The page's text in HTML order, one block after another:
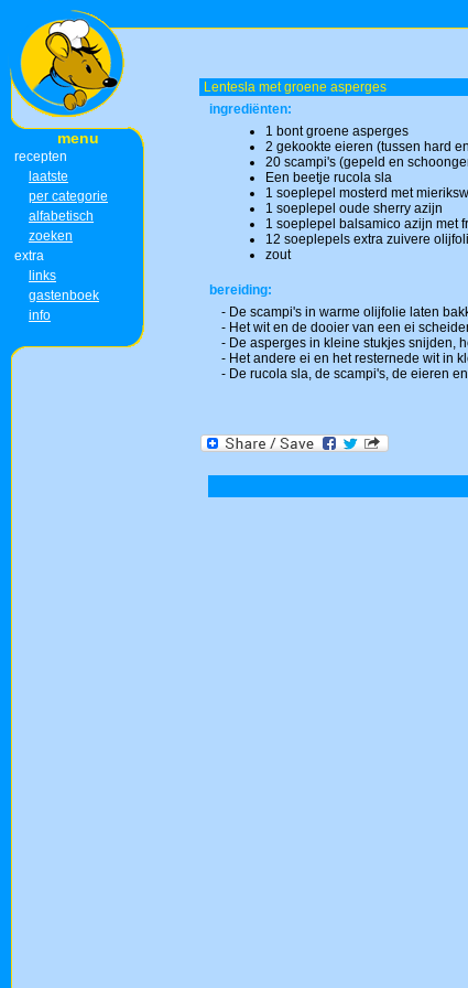
menu
recepten
laatste
per categorie
alfabetisch
zoeken
extra
links
gastenboek
info
Lentesla met groene asperges
ingrediënten:
1 bont groene asperges
2 gekookte eieren (tussen hard
20 scampi's (gepeld en
Een beetje rucola sla
1 soeplepel mosterd met
1 soeplepel oude sherry azijn
1 soeplepel balsamico azijn met
12 soeplepels extra zuivere
zout
bereiding:
- De scampi's in warme olijfolie laten
- Het wit en de dooier van een ei
- De asperges in kleine stukjes snijden,
- Het andere ei en het resternede wit in
- De rucola sla, de scampi's, de eieren